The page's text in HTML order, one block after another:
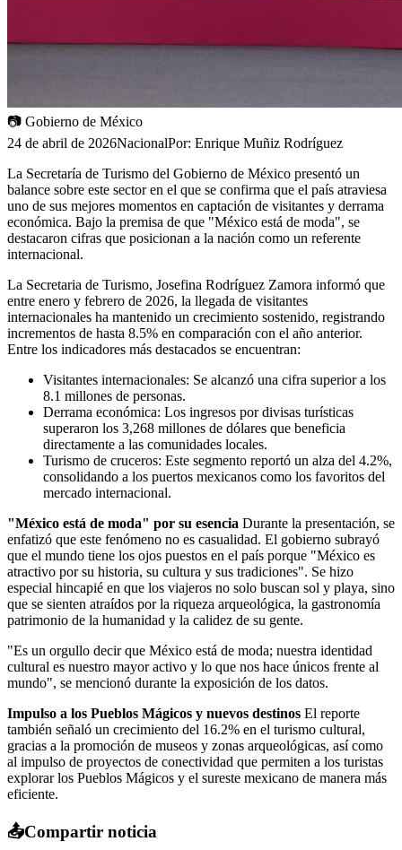
📷 Gobierno de México
24 de abril de 2026NacionalPor: Enrique Muñiz Rodríguez
La Secretaría de Turismo del Gobierno de México presentó un
balance sobre este sector en el que se confirma que el país atraviesa
uno de sus mejores momentos en captación de visitantes y derrama
económica. Bajo la premisa de que "México está de moda", se
destacaron cifras que posicionan a la nación como un referente
internacional.
La Secretaria de Turismo, Josefina Rodríguez Zamora informó que
entre enero y febrero de 2026, la llegada de visitantes
internacionales ha mantenido un crecimiento sostenido, registrando
incrementos de hasta 8.5% en comparación con el año anterior.
Entre los indicadores más destacados se encuentran:
Visitantes internacionales: Se alcanzó una cifra superior a los
8.1 millones de personas.
Derrama económica: Los ingresos por divisas turísticas
superaron los 3,268 millones de dólares que beneficia
directamente a las comunidades locales.
Turismo de cruceros: Este segmento reportó un alza del 4.2%,
consolidando a los puertos mexicanos como los favoritos del
mercado internacional.
"México está de moda" por su esencia Durante la presentación, se
enfatizó que este fenómeno no es casualidad. El gobierno subrayó
que el mundo tiene los ojos puestos en el país porque "México es
atractivo por su historia, su cultura y sus tradiciones". Se hizo
especial hincapié en que los viajeros no solo buscan sol y playa, sino
que se sienten atraídos por la riqueza arqueológica, la gastronomía
patrimonio de la humanidad y la calidez de su gente.
"Es un orgullo decir que México está de moda; nuestra identidad
cultural es nuestro mayor activo y lo que nos hace únicos frente al
mundo", se mencionó durante la exposición de los datos.
Impulso a los Pueblos Mágicos y nuevos destinos El reporte
también señaló un crecimiento del 16.2% en el turismo cultural,
gracias a la promoción de museos y zonas arqueológicas, así como
al impulso de proyectos de conectividad que permiten a los turistas
explorar los Pueblos Mágicos y el sureste mexicano de manera más
eficiente.
📤Compartir noticia